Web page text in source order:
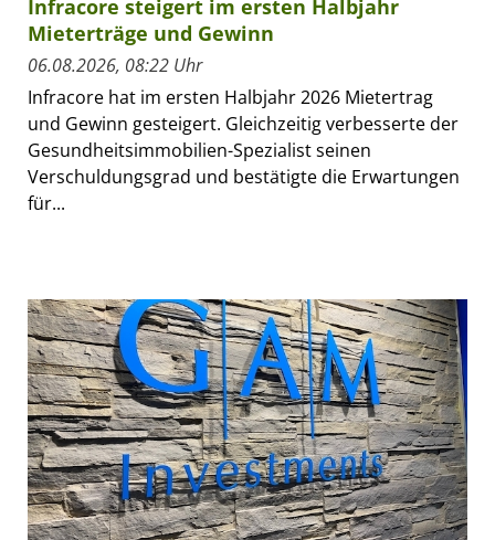
Infracore steigert im ersten Halbjahr
Mieterträge und Gewinn
06.08.2026, 08:22 Uhr
Infracore hat im ersten Halbjahr 2026 Mietertrag
und Gewinn gesteigert. Gleichzeitig verbesserte der
Gesundheitsimmobilien-Spezialist seinen
Verschuldungsgrad und bestätigte die Erwartungen
für...